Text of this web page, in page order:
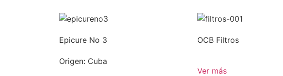
Epicure No 3
Origen: Cuba
OCB Filtros
Ver más